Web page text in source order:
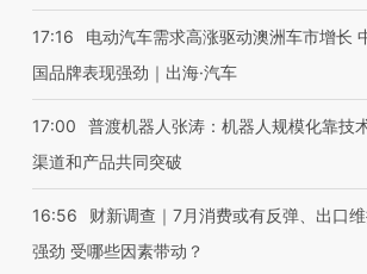
广】走进第四届链博
，让数智科技“链”接产
【特别呈现】寻找100种
有意思的生活方式·第三对
17:16
电动汽车需求高涨驱动澳洲车市增长
国品牌表现强劲｜出海·汽车
17:00
普渡机器人张涛：机器人规模化靠技术
渠道和产品共同突破
16:56
财新调查｜7月消费或有反弹、出口
强劲 受哪些因素带动？